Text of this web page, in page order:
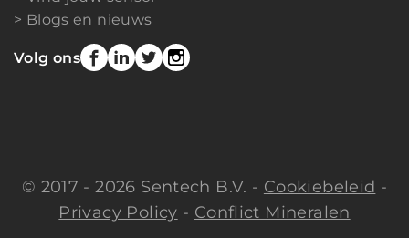
Blogs en nieuws
Volg ons
© 2017 - 2026 Sentech B.V. - Cookiebeleid -
Privacy Policy - Conflict Mineralen